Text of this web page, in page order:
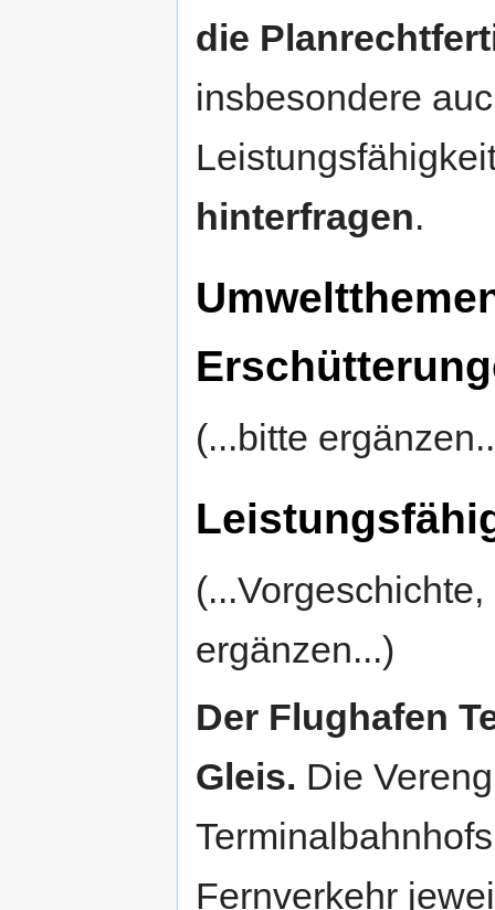
die
insbesondere
hinterfragen.
(...bitte
ergänzen...)
Der Flughafen
Gleis. Die
Fernverkehr